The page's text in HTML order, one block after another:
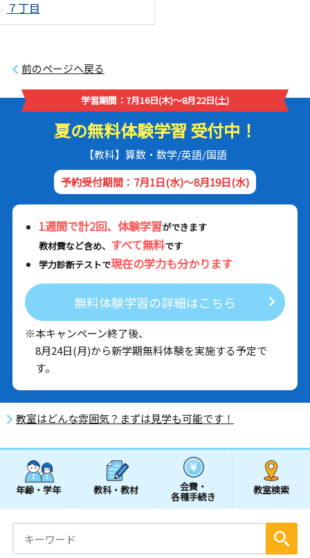
７丁目
前のページへ戻る
学習期間：7月16日(木)～8月22日(土)
夏の無料体験学習 受付中！
【教科】算数・数学/英語/国語
予約受付期間：7月1日(水)～8月19日(水)
1週間で計2回、体験学習ができます
教材費など含め、 すべて無料です
学力診断テストで現在の学力も分かります
無料体験学習の詳細はこちら
※本キャンペーン終了後、
8月24日(月)から新学期無料体験を実施する予定で
す。
教室はどんな雰囲気？まずは見学も可能です！
年齢・学年 教科・教材 会費・
各種手続き
教室検索